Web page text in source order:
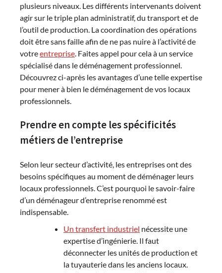
plusieurs niveaux. Les différents intervenants doivent
agir sur le triple plan administratif, du transport et de
l’outil de production. La coordination des opérations
doit être sans faille afin de ne pas nuire à l’activité de
votreentreprise. Faites appel pour cela à un service
spécialisé dans le déménagement professionnel.
Découvrez ci-après les avantages d’une telle expertise
pour mener à bien le déménagement de vos locaux
professionnels.
Prendre en compte les spécificités
métiers de l’entreprise
Selon leur secteur d’activité, les entreprises ont des
besoins spécifiques au moment de déménager leurs
locaux professionnels. C’est pourquoi le savoir-faire
d’un déménageur d’entreprise renommé est
indispensable.
Un transfert industriel nécessite une
expertise d’ingénierie. Il faut
déconnecter les unités de production et
la tuyauterie dans les anciens locaux.